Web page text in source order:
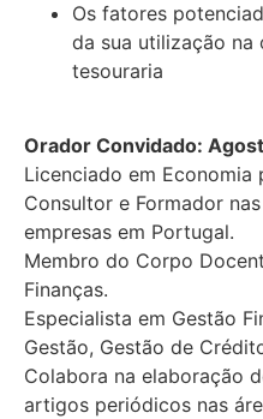
Os fatores
da sua utilização
tesouraria
Orador Convidado:
Licenciado em
Consultor e Formador
empresas em Portugal.
Membro do Corpo
Finanças.
Especialista em Gestão
Gestão, Gestão de
Colabora na elaboração
artigos periódicos nas